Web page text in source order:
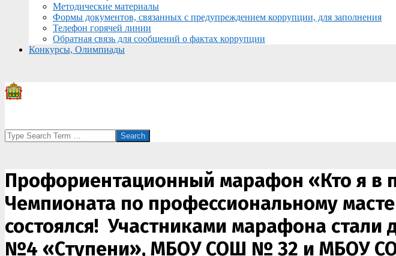
Методические материалы
Формы документов, связанных с предупреждением коррупции, для заполнения
Телефон горячей линии
Обратная связь для сообщений о фактах коррупции
Конкурсы, Олимпиады
Search
Профориентационный марафон «Кто я в
Чемпионата по профессиональному
состоялся! Участниками марафона
№4 «Ступени», МБОУ СОШ № 32 и МБОУ